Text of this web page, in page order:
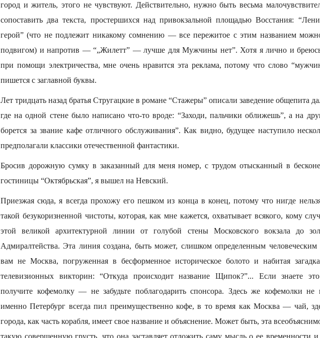
город и житель, этого не чувствуют. Действительно, нужно быть весьма
сопоставить два текста, простершихся над привокзальной площадью Восстания:
герой” (что не подлежит никакому сомнению — все пережитое с этим названием
подвигом) и напротив — “„Жилетт” — лучше для Мужчины нет”. Хотя я лично и
при помощи электричества, мне очень нравится эта реклама, потому что слово
пишется с заглавной буквы.
Лет тридцать назад братья Стругацкие в романе “Стажеры” описали заведение общепита
где на одной стене было написано что-то вроде: “Заходи, пальчики оближешь”, а на
борется за звание кафе отличного обслуживания”. Как видно, будущее наступило
предполагали классики отечественной фантастики.
Бросив дорожную сумку в заказанный для меня номер, с трудом отысканный в
гостиницы “Октябрьская”, я вышел на Невский.
Приезжая сюда, я всегда прохожу его пешком из конца в конец, потому что нигде
такой безукоризненной чистоты, которая, как мне кажется, охватывает всякого, кому
этой великой архитектурной линии от голубой стены Московского вокзала до
Адмиралтейства. Эта линия создана, быть может, слишком определенным
вам не Москва, погруженная в бесформенное историческое болото и набитая
телевизионных викторин: “Откуда происходит название Щипок?”... Если знаете
получите кофемолку — не забудьте поблагодарить спонсора. Здесь же кофемолки не
именно Петербург всегда пил преимущественно кофе, в то время как Москва — чай,
города, как часть корабля, имеет свое название и объяснение. Может быть, эта
такую совершенную грусть, что она заставляет отложить саму мысль о ее временности